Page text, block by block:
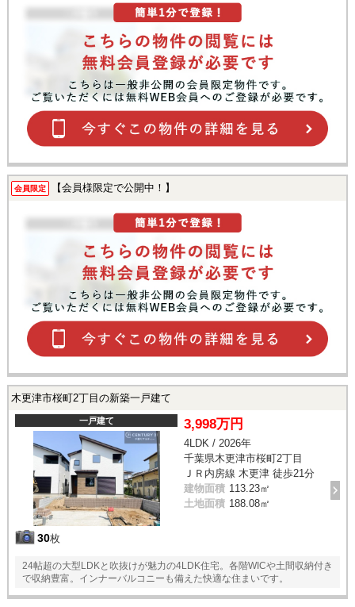
会員限定 【会員様限定で公開中！】
木更津市桜町2丁目の新築一戸建て
一戸建て
30枚
3,998万円
4LDK / 2026年
千葉県木更津市桜町2丁目
ＪＲ内房線 木更津 徒歩21分
建物面積 113.23㎡
土地面積 188.08㎡
24帖超の大型LDKと吹抜けが魅力の4LDK住宅。各階WICや土間収納付き
で収納豊富。インナーバルコニーも備えた快適な住まいです。